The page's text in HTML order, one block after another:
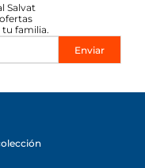
Salvat
tu familia.
Enviar